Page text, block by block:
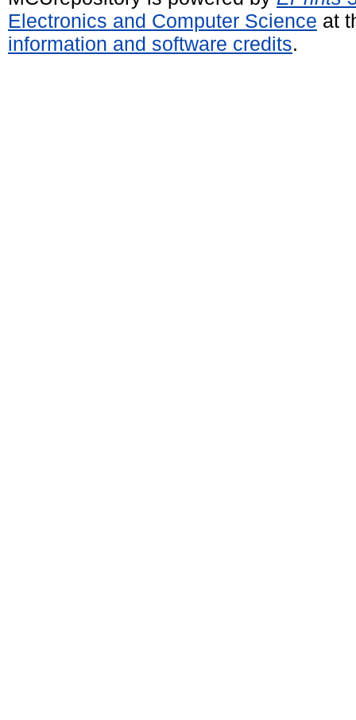
Electronics and Computer Science at
information and software credits.